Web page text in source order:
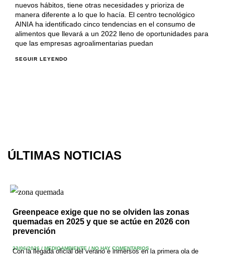
nuevos hábitos, tiene otras necesidades y prioriza de
manera diferente a lo que lo hacía. El centro tecnológico
AINIA ha identificado cinco tendencias en el consumo de
alimentos que llevará a un 2022 lleno de oportunidades para
que las empresas agroalimentarias puedan
SEGUIR LEYENDO
ÚLTIMAS NOTICIAS
Greenpeace exige que no se olviden las zonas
quemadas en 2025 y que se actúe en 2026 con
prevención
23/06/2026 / MEDIOAMBIENTE / NO HAY COMENTARIOS
Con la llegada oficial del verano e inmersos en la primera ola de